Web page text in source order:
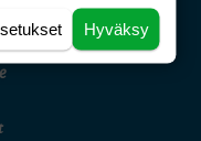
Hyväksy